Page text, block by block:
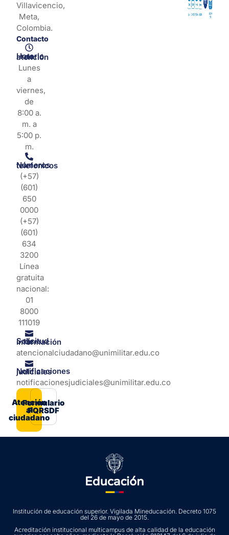
Villavicencio,
Meta,
Colombia.
Contacto
Horario de atención
Lunes
a
viernes,
de
8:00 a.
m. a
5:00 p.
m.
Números telefonicos
(+57)
(601)
650
0000
(+57)
(601)
634
3200
Línea
gratuita
nacional:
01
8000
111019
Solicitud de información
atencionalciudadano@unimilitar.edu.co
Notificaciones judiciales
notificacionesjudiciales@unimilitar.edu.co
Atención
al
ciudadano
Formulario
PQRSDF
Institución de educación superior. Vigilada Mineducación. Decreto 1075
del 26 de mayo de 2015.
Acreditación institucional multicampus de alta calidad de la educación